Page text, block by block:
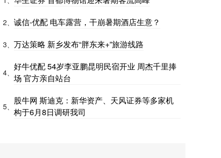
2、 诚信-优配 电车露营，干崩暑期酒店生意？
3、 万达策略 新乡发布“胖东来+”旅游线路
4、
好牛优配 54岁李亚鹏昆明民宿开业 周杰千里捧
场 官方亲自站台
5、
股牛网 斯迪克：新华资产、天风证券等多家机
构于6月8日调研我司